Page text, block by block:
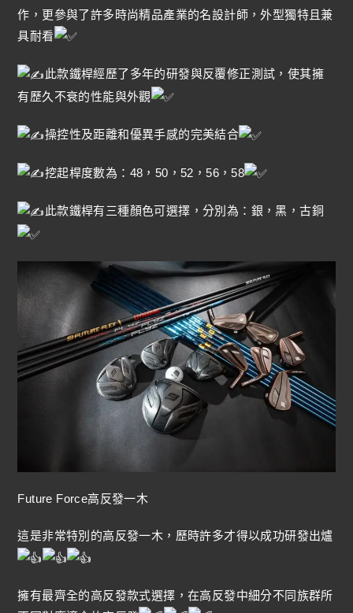
作，更參與了許多時尚精品產業的名設計師，外型獨特且兼
具耐看
此款鐵桿經歷了多年的研發與反覆修正測試，使其擁
有歷久不衰的性能與外觀
操控性及距離和優異手感的完美結合
挖起桿度數為：48，50，52，56，58
此款鐵桿有三種顏色可選擇，分別為：銀，黑，古銅
Future Force高反發一木
這是非常特別的高反發一木，歷時許多才得以成功研發出爐
擁有最齊全的高反發款式選擇，在高反發中細分不同族群所